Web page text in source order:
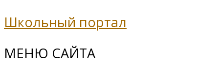
Школьный портал
МЕНЮ САЙТА